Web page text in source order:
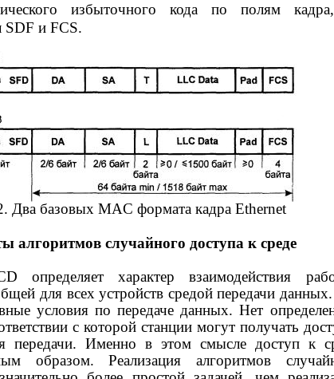
избыточного кода по полям
SDF и FCS.
Два базовых MAC формата кадра Ethernet
алгоритмов случайного доступа к среде
определяет характер взаимодействия
для всех устройств средой передачи
условия по передаче данных. Нет
с которой станции могут получать
передачи. Именно в этом смысле доступ к
образом. Реализация алгоритмов